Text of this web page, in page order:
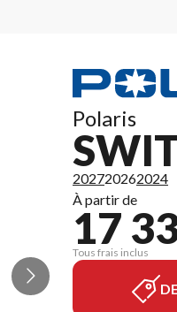
Polaris
202720262024
À partir de
17
Tous frais inclus